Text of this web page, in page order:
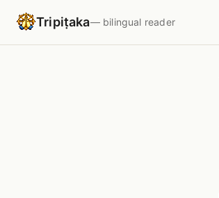
Tripiṭaka— bilingual reader